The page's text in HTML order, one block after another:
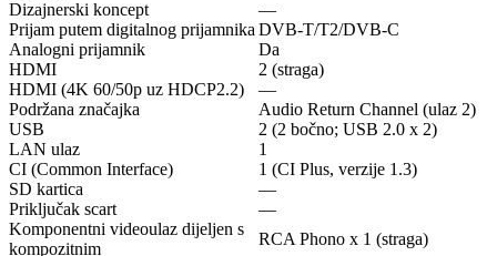
Dizajnerski koncept
—
Prijam putem digitalnog prijamnika DVB-T/T2/DVB-C
Analogni prijamnik
Da
HDMI
2 (straga)
HDMI (4K 60/50p uz HDCP2.2)
—
Podržana značajka
Audio Return Channel (ulaz 2)
USB
2 (2 bočno; USB 2.0 x 2)
LAN ulaz
1
CI (Common Interface)
1 (CI Plus, verzije 1.3)
SD kartica
—
Priključak scart
—
Komponentni videoulaz dijeljen s
kompozitnim
RCA Phono x 1 (straga)